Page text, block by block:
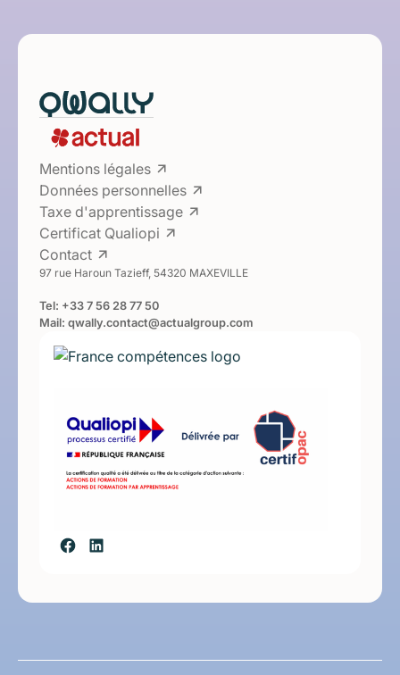
Mentions légales
Données personnelles
Taxe d'apprentissage
Certificat Qualiopi
Contact
97 rue Haroun Tazieff, 54320 MAXEVILLE
Tel: +33 7 56 28 77 50
Mail: qwally.contact@actualgroup.com